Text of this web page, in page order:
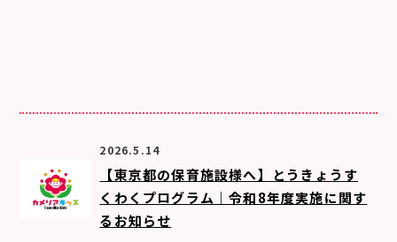
2026.5.14
【東京都の保育施設様へ】とうきょうす
くわくプログラム｜令和8年度実施に関す
るお知らせ